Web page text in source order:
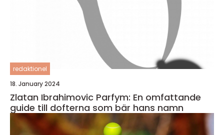
redaktionel
18. January 2024
Zlatan Ibrahimovic Parfym: En omfattande
guide till dofterna som bär hans namn